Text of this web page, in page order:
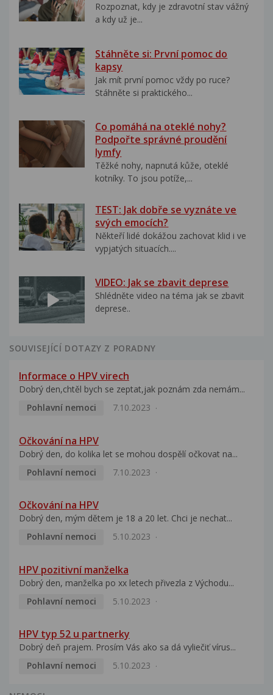
Rozpoznat, kdy je zdravotní stav vážný
a kdy už je...
Stáhněte si: První pomoc do
kapsy
Jak mít první pomoc vždy po ruce?
Stáhněte si praktického...
Co pomáhá na oteklé nohy?
Podpořte správné proudění
lymfy
Těžké nohy, napnutá kůže, oteklé
kotníky. To jsou potíže,...
TEST: Jak dobře se vyznáte ve
svých emocích?
Někteří lidé dokážou zachovat klid i ve
vypjatých situacích....
VIDEO: Jak se zbavit deprese
Shlédněte video na téma jak se zbavit
deprese..
SOUVISEJÍCÍ DOTAZY Z PORADNY
Informace o HPV virech
Dobrý den,chtěl bych se zeptat,jak poznám zda nemám...
Pohlavní nemoci
7.10.2023
Očkování na HPV
Dobrý den, do kolika let se mohou dospělí očkovat na...
Pohlavní nemoci
7.10.2023
Očkování na HPV
Dobrý den, mým dětem je 18 a 20 let. Chci je nechat...
Pohlavní nemoci
5.10.2023
HPV pozitivní manželka
Dobrý den, manželka po xx letech přivezla z Východu...
Pohlavní nemoci
5.10.2023
HPV typ 52 u partnerky
Dobrý deň prajem. Prosím Vás ako sa dá vyliečiť vírus...
Pohlavní nemoci
5.10.2023